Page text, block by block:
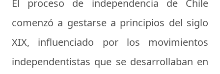
El proceso de independencia de Chile
comenzó a gestarse a principios del siglo
XIX, influenciado por los movimientos
independentistas que se desarrollaban en